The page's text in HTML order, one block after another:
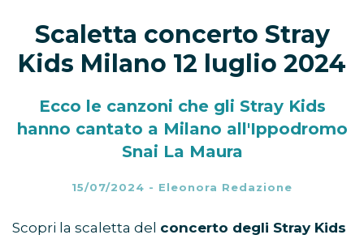
Scaletta concerto Stray
Kids Milano 12 luglio 2024
Ecco le canzoni che gli Stray Kids
hanno cantato a Milano all'Ippodromo
Snai La Maura
15/07/2024 - Eleonora Redazione
Scopri la scaletta del concerto degli Stray Kids